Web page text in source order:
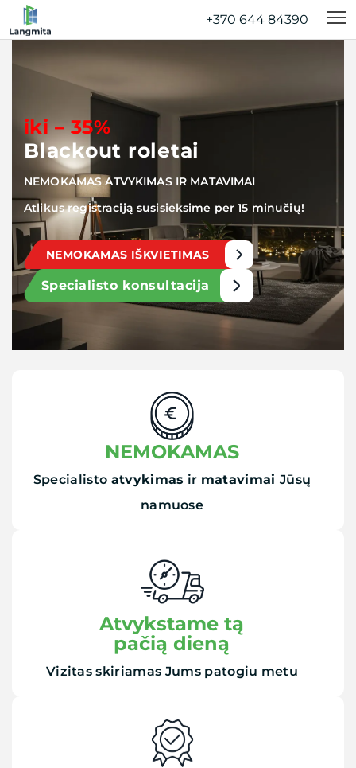
+370 644 84390‬
iki – 35%
Blackout roletai
NEMOKAMAS ATVYKIMAS IR MATAVIMAI
Atlikus registraciją susisieksime per 15 minučių!
NEMOKAMAS IŠKVIETIMAS
Specialisto konsultacija
NEMOKAMAS
Specialisto atvykimas ir matavimai Jūsų
namuose
Atvykstame tą
pačią dieną
Vizitas skiriamas Jums patogiu metu